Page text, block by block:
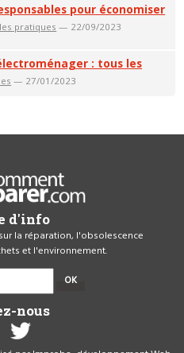
pour économiser
pratiques — 22/09/2023
: tous les
— 27/01/2023
d'info
la réparation, l'obsolescence
et l'environnement.
OK
nous